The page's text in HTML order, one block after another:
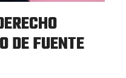
DE FUENTE